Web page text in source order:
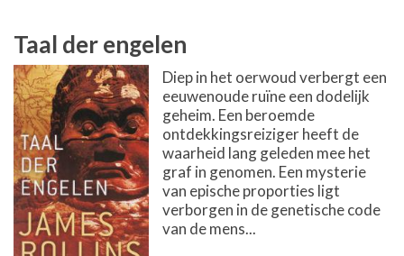
Taal der engelen
Diep in het oerwoud verbergt een
eeuwenoude ruïne een dodelijk
geheim. Een beroemde
ontdekkingsreiziger heeft de
waarheid lang geleden mee het
graf in genomen. Een mysterie
van epische proporties ligt
verborgen in de genetische code
van de mens...